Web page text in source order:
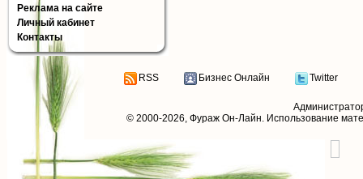
Реклама на сайте
Личный кабинет
Контакты
RSS Бизнес Онлайн Twitter
© 2000-2026, Фураж Он-Лайн. Использование